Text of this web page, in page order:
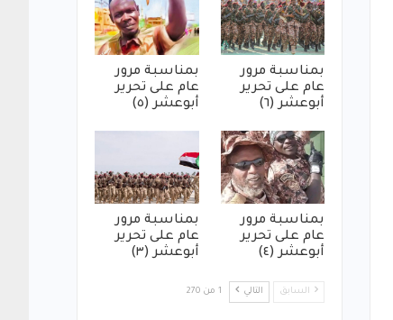
بمناسبة مرور
عام على تحرير
أبوعشر (٦)
بمناسبة مرور
عام على تحرير
أبوعشر (٥)
بمناسبة مرور
عام على تحرير
أبوعشر (٤)
بمناسبة مرور
عام على تحرير
أبوعشر (٣)
السابق التالي 1 من 270